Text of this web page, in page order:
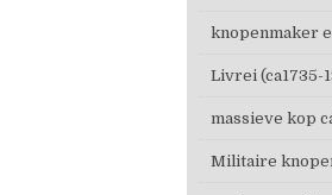
knopenmaker
Livrei (ca1735-
massieve kop
Militaire